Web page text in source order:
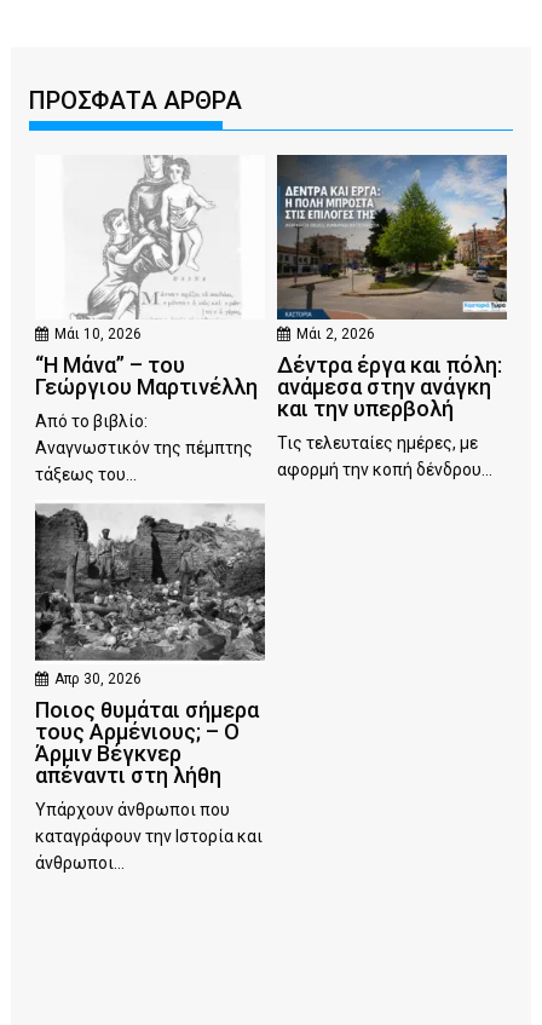
ΠΡΟΣΦΑΤΑ ΑΡΘΡΑ
Μάι 10, 2026
“Η Μάνα” – του
Γεώργιου Μαρτινέλλη
Από το βιβλίο:
Αναγνωστικόν της πέμπτης
τάξεως του...
Μάι 2, 2026
Δέντρα έργα και πόλη:
ανάμεσα στην ανάγκη
και την υπερβολή
Τις τελευταίες ημέρες, με
αφορμή την κοπή δένδρου...
Απρ 30, 2026
Ποιος θυμάται σήμερα
τους Αρμένιους; – Ο
Άρμιν Βέγκνερ
απέναντι στη λήθη
Υπάρχουν άνθρωποι που
καταγράφουν την Ιστορία και
άνθρωποι...